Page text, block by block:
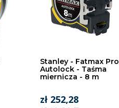
Stanley - Fatmax Pro
Autolock - Taśma
miernicza - 8 m
zł 252,28